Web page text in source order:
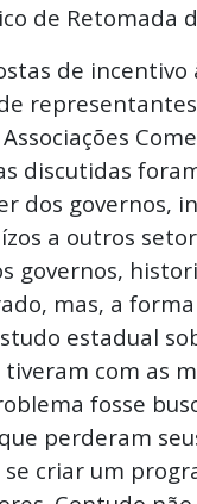
de Retomada
de incentivo
discutidas
dos governos,
a outros
governos,
mas, a
estadual
tiveram com as
fosse
perderam
criar um